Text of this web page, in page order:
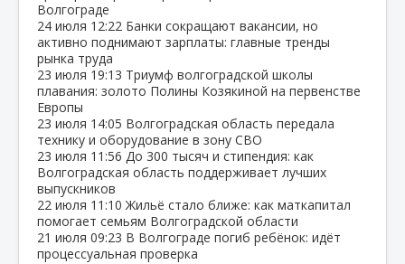
Волгограде
24 июля 12:22 Банки сокращают вакансии, но
активно поднимают зарплаты: главные тренды
рынка труда
23 июля 19:13 Триумф волгоградской школы
плавания: золото Полины Козякиной на первенстве
Европы
23 июля 14:05 Волгоградская область передала
технику и оборудование в зону СВО
23 июля 11:56 До 300 тысяч и стипендия: как
Волгоградская область поддерживает лучших
выпускников
22 июля 11:10 Жильё стало ближе: как маткапитал
помогает семьям Волгоградской области
21 июля 09:23 В Волгограде погиб ребёнок: идёт
процессуальная проверка